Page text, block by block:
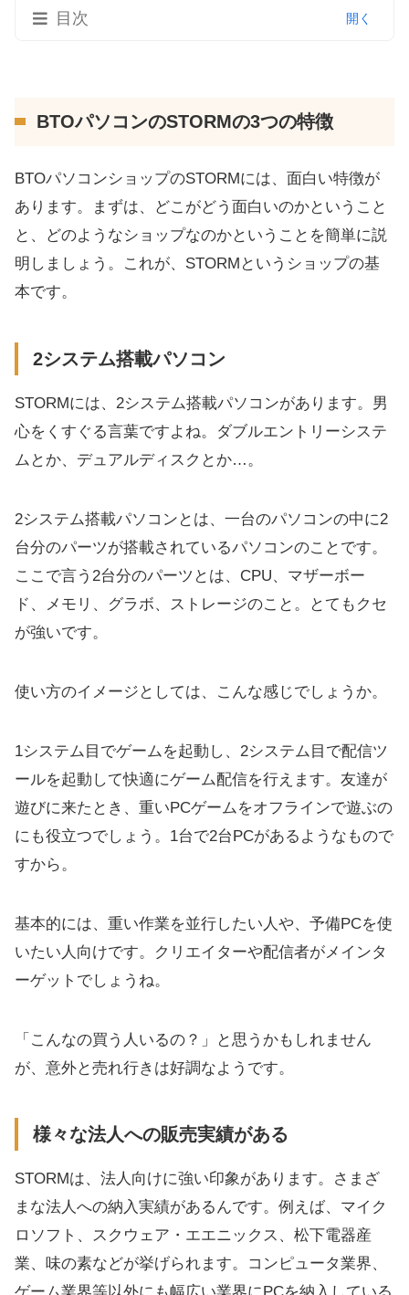
目次
創業20年の老舗メーカー
BTOパソコンのSTORMを選ぶ5つのメリット
バリエーションが豊富
ラインナップがわかりやすい
サポートが比較的手厚い
BTOパソコンのSTORMを選ぶ3つのデメリッ
ト
ラインナップ数は多くはない
スマホ専用サイトが無い
STORMはこだわり派の初心者におすすめ！
BTOパソコンのSTORMの3つの特徴
BTOパソコンショップのSTORMには、面白い特徴が
あります。まずは、どこがどう面白いのかということ
と、どのようなショップなのかということを簡単に説
明しましょう。これが、STORMというショップの基
本です。
2システム搭載パソコン
STORMには、2システム搭載パソコンがあります。男
心をくすぐる言葉ですよね。ダブルエントリーシステ
ムとか、デュアルディスクとか…。
2システム搭載パソコンとは、一台のパソコンの中に2
台分のパーツが搭載されているパソコンのことです。
ここで言う2台分のパーツとは、CPU、マザーボー
ド、メモリ、グラボ、ストレージのこと。とてもクセ
が強いです。
使い方のイメージとしては、こんな感じでしょうか。
1システム目でゲームを起動し、2システム目で配信ツ
ールを起動して快適にゲーム配信を行えます。友達が
遊びに来たとき、重いPCゲームをオフラインで遊ぶの
にも役立つでしょう。1台で2台PCがあるようなもので
すから。
基本的には、重い作業を並行したい人や、予備PCを使
いたい人向けです。クリエイターや配信者がメインタ
ーゲットでしょうね。
「こんなの買う人いるの？」と思うかもしれません
が、意外と売れ行きは好調なようです。
様々な法人への販売実績がある
STORMは、法人向けに強い印象があります。さまざ
まな法人への納入実績があるんです。例えば、マイク
ロソフト、スクウェア・エエニックス、松下電器産
業、味の素などが挙げられます。コンピュータ業界、